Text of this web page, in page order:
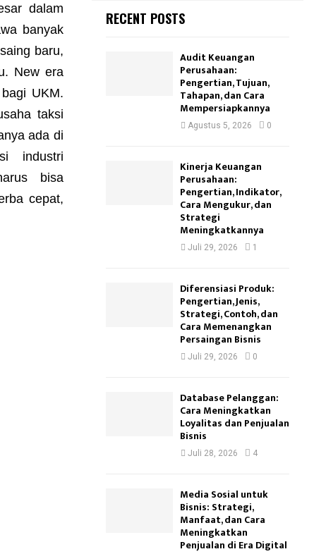
dalam
banyak
baru,
New era
UKM.
taksi
ada di
industri
bisa
cepat,
RECENT POSTS
Audit Keuangan
Perusahaan:
Pengertian, Tujuan,
Tahapan, dan Cara
Mempersiapkannya
Agustus 5, 2026 0
Kinerja Keuangan
Perusahaan:
Pengertian, Indikator,
Cara Mengukur, dan
Strategi
Meningkatkannya
Juli 29, 2026 1
Diferensiasi Produk:
Pengertian, Jenis,
Strategi, Contoh, dan
Cara Memenangkan
Persaingan Bisnis
Juli 29, 2026 0
Database Pelanggan:
Cara Meningkatkan
Loyalitas dan Penjualan
Bisnis
Juli 28, 2026 4
Media Sosial untuk
Bisnis: Strategi,
Manfaat, dan Cara
Meningkatkan
Penjualan di Era Digital